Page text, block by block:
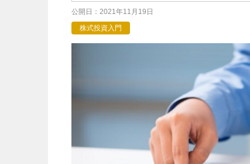
公開日： 2021年11月19日
株式投資入門